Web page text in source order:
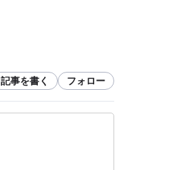
記事を書く フォロー